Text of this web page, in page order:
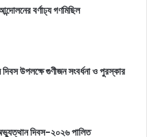
বর্ণাঢ্য গণমিছিল
উপলক্ষে গুণীজন সংবর্ধনা ও পুরস্কার
দিবস-২০২৬ পালিত